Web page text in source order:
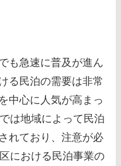
も急速に普及が進ん
る民泊の需要は非常
中心に人気が高まっ
は地域によって民泊
れており、注意が必
における民泊事業の